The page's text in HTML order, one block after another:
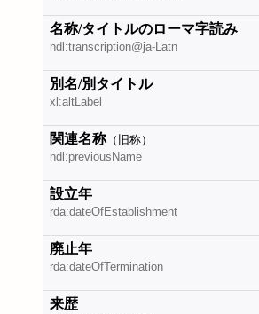
名称/タイトルのローマ字読み
ndl:transcription@ja-Latn
別名/別タイトル
xl:altLabel
関連名称（旧称）
ndl:previousName
設立年
rda:dateOfEstablishment
廃止年
rda:dateOfTermination
来歴